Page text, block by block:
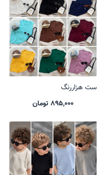
ست هزاررنگ
895,000 تومان